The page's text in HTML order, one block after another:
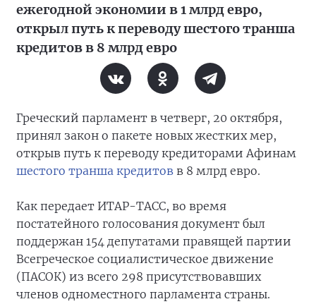
ежегодной экономии в 1 млрд евро,
открыл путь к переводу шестого транша
кредитов в 8 млрд евро
Греческий парламент в четверг, 20 октября,
принял закон о пакете новых жестких мер,
открыв путь к переводу кредиторами Афинам
шестого транша кредитов в 8 млрд евро.
Как передает ИТАР-ТАСС, во время
постатейного голосования документ был
поддержан 154 депутатами правящей партии
Всегреческое социалистическое движение
(ПАСОК) из всего 298 присутствовавших
членов одноместного парламента страны.